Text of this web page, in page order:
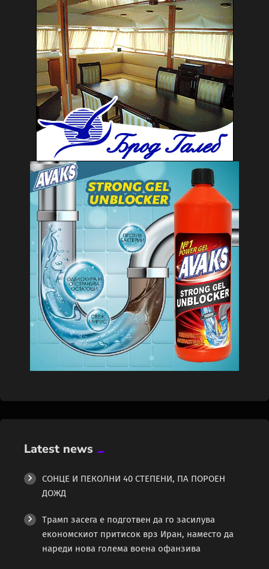
Latest news
СОНЦЕ И ПЕКОЛНИ 40 СТЕПЕНИ, ПА ПОРОЕН
ДОЖД
Трамп засега е подготвен да го засилува
економскиот притисок врз Иран, наместо да
нареди нова голема воена офанзива